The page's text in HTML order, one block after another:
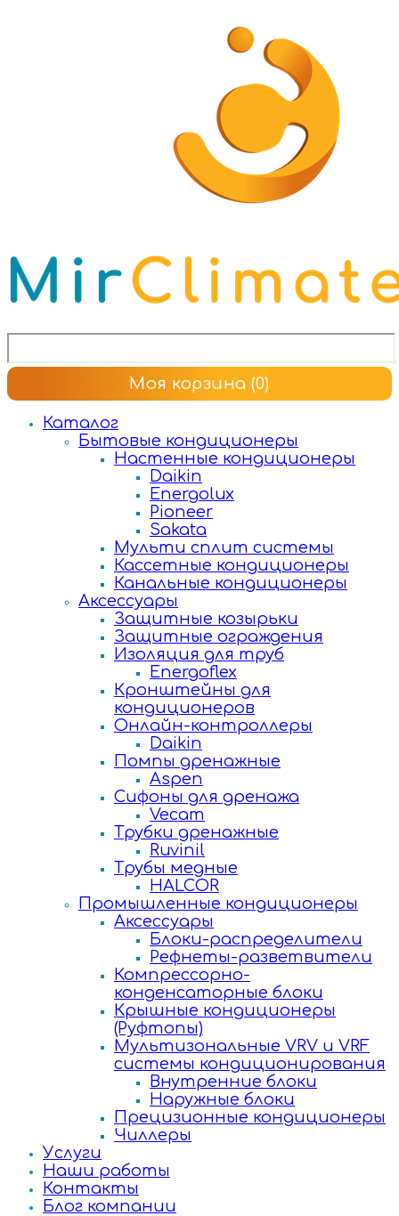
Моя корзина (0)
Каталог
Бытовые кондиционеры
Настенные кондиционеры
Daikin
Energolux
Pioneer
Sakata
Мульти сплит системы
Кассетные кондиционеры
Канальные кондиционеры
Аксессуары
Защитные козырьки
Защитные ограждения
Изоляция для труб
Energoflex
Кронштейны для
кондиционеров
Онлайн-контроллеры
Daikin
Помпы дренажные
Aspen
Сифоны для дренажа
Vecam
Трубки дренажные
Ruvinil
Трубы медные
HALCOR
Промышленные кондиционеры
Аксессуары
Блоки-распределители
Рефнеты-разветвители
Компрессорно-
конденсаторные блоки
Крышные кондиционеры
(Руфтопы)
Мультизональные VRV и VRF
системы кондиционирования
Внутренние блоки
Наружные блоки
Прецизионные кондиционеры
Чиллеры
Услуги
Наши работы
Контакты
Блог компании